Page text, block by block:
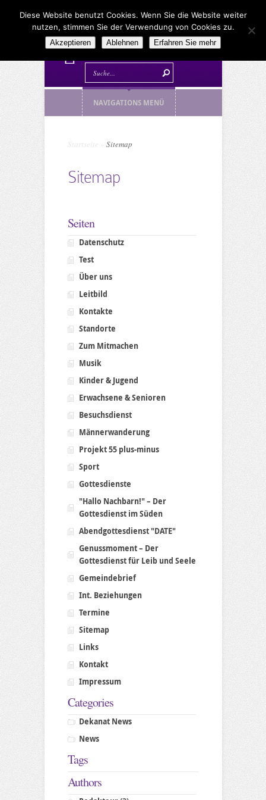
NAVIGATIONS MENÜ
Startseite Sitemap
Sitemap
Seiten
Datenschutz
Test
Über uns
Leitbild
Kontakte
Standorte
Zum Mitmachen
Musik
Kinder & Jugend
Erwachsene & Senioren
Besuchsdienst
Männerwanderung
Projekt 55 plus-minus
Sport
Gottesdienste
"Hallo Nachbarn!" – Der
Gottesdienst im Süden
Abendgottesdienst "DATE"
Genussmoment – Der
Gottesdienst für Leib und Seele
Gemeindebrief
Int. Beziehungen
Termine
Sitemap
Links
Kontakt
Impressum
Categories
Dekanat News
News
Tags
Authors
Diese Website benutzt Cookies. Wenn Sie die Website weiter
nutzen, stimmen Sie der Verwendung von Cookies zu.
Akzeptieren Ablehnen Erfahren Sie mehr